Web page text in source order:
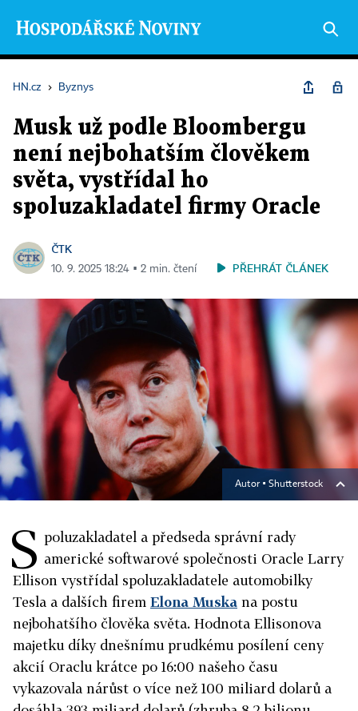
HN.cz › Byznys
Musk už podle Bloombergu
není nejbohatším člověkem
světa, vystřídal ho
spoluzakladatel firmy Oracle
ČTK
10. 9. 2025 18:24 ▪ 2 min. čtení PŘEHRÁT ČLÁNEK
Autor ▪ Shutterstock
S poluzakladatel a předseda správní rady
americké softwarové společnosti Oracle Larry
Ellison vystřídal spoluzakladatele automobilky
Tesla a dalších firem Elona Muska na postu
nejbohatšího člověka světa. Hodnota Ellisonova
majetku díky dnešnímu prudkému posílení ceny
akcií Oraclu krátce po 16:00 našeho času
vykazovala nárůst o více než 100 miliard dolarů a